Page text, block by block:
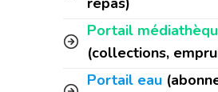
Portail
(collections,
Portail eau